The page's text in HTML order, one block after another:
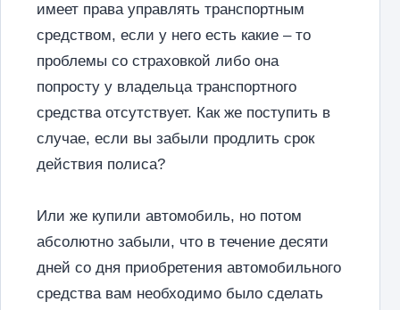
имеет права управлять транспортным
средством, если у него есть какие – то
проблемы со страховкой либо она
попросту у владельца транспортного
средства отсутствует. Как же поступить в
случае, если вы забыли продлить срок
действия полиса?
Или же купили автомобиль, но потом
абсолютно забыли, что в течение десяти
дней со дня приобретения автомобильного
средства вам необходимо было сделать